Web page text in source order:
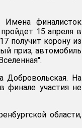
финалисток
15 апреля в
получит корону из
приз, автомобиль
На
финале участия не
области,